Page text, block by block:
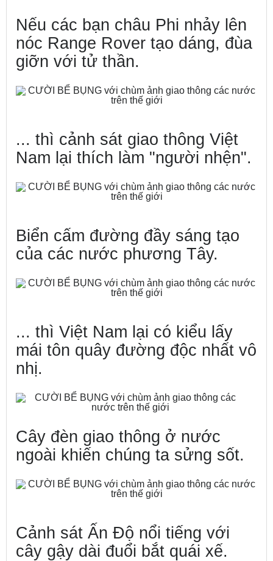
Nếu các bạn châu Phi nhảy lên
nóc Range Rover tạo dáng, đùa
giỡn với tử thần.
... thì cảnh sát giao thông Việt
Nam lại thích làm "người nhện".
Biển cấm đường đầy sáng tạo
của các nước phương Tây.
... thì Việt Nam lại có kiểu lấy
mái tôn quây đường độc nhất vô
nhị.
Cây đèn giao thông ở nước
ngoài khiến chúng ta sửng sốt.
Cảnh sát Ấn Độ nổi tiếng với
cây gậy dài đuổi bắt quái xế.